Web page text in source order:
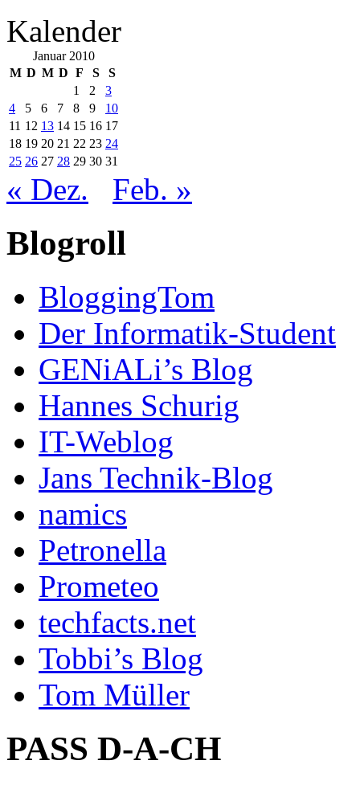
Kalender
Januar 2010
M D M D F S
S
1
2
3
4
5 6 7 8 9
10
11 12 13 14 15 16 17
18 19 20 21 22 23 24
25 26 27 28 29 30 31
« Dez. Feb. »
Blogroll
BloggingTom
Der Informatik-Student
GENiALi’s Blog
Hannes Schurig
IT-Weblog
Jans Technik-Blog
namics
Petronella
Prometeo
techfacts.net
Tobbi’s Blog
Tom Müller
PASS D-A-CH